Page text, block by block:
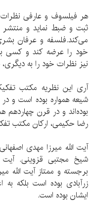
هر فیلسوف و عارفی نظرات
ثبت و ضبط نماید و منتشر
می‌کند.فلسفه و عرفان
خود را عرضه کند و کسی
نیز نظرات خود را به دیگری،
آری این نظریه مکتب
شیعه همواره بوده است و در
بوده‌‌اند و در قرن
رضا حکیمی، ارکان مکتب
آیت الله میرزا مهدی
شیخ مجتبی قزوینی. آیت
برجسته و ممتاز آیت الله
زرآبادی بوده است بلکه به
ایشان بوده است.